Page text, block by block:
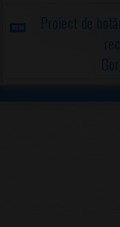
Proiect de